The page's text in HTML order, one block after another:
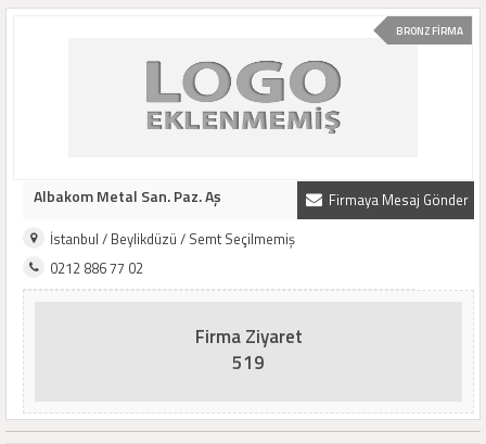
BRONZ FİRMA
Firmaya Mesaj Gönder
Albakom Metal San. Paz. Aş
İstanbul / Beylikdüzü / Semt Seçilmemiş
0212 886 77 02
Firma Ziyaret
519